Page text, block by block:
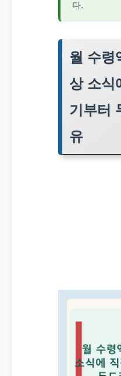
다.
월 수령
상 소식
기부터
유